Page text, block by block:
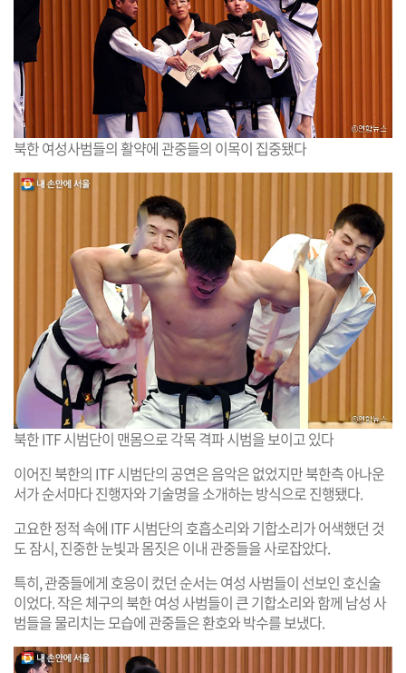
북한 여성사범들의 활약에 관중들의 이목이 집중됐다
북한 ITF 시범단이 맨몸으로 각목 격파 시범을 보이고 있다
이어진 북한의 ITF 시범단의 공연은 음악은 없었지만 북한측 아나운
서가 순서마다 진행자와 기술명을 소개하는 방식으로 진행됐다.
고요한 정적 속에 ITF 시범단의 호흡소리와 기합소리가 어색했던 것
도 잠시, 진중한 눈빛과 몸짓은 이내 관중들을 사로잡았다.
특히, 관중들에게 호응이 컸던 순서는 여성 사범들이 선보인 호신술
이었다. 작은 체구의 북한 여성 사범들이 큰 기합소리와 함께 남성 사
범들을 물리치는 모습에 관중들은 환호와 박수를 보냈다.